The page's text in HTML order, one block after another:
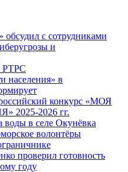
обсудил с сотрудниками
и
РТРС
населения» в
конкурс «МОЯ
2026 гг.
воды в селе Окунёвка
волонтёры
проверил готовность
году